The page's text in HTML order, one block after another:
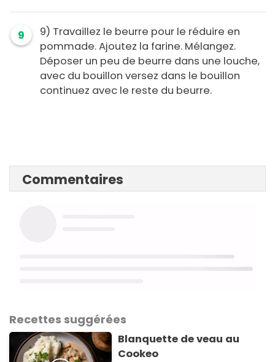
9
9) Travaillez le beurre pour le réduire en
pommade. Ajoutez la farine. Mélangez.
Déposer un peu de beurre dans une louche,
avec du bouillon versez dans le bouillon
continuez avec le reste du beurre.
Commentaires
Recettes suggérées
Blanquette de veau au
Cookeo